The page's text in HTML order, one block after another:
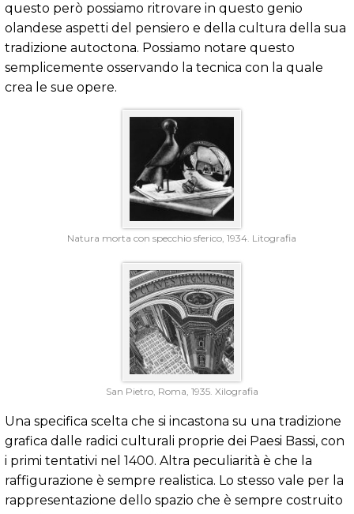
questo però possiamo ritrovare in questo genio
olandese aspetti del pensiero e della cultura della sua
tradizione autoctona. Possiamo notare questo
semplicemente osservando la tecnica con la quale
crea le sue opere.
Natura morta con specchio sferico, 1934. Litografia
San Pietro, Roma, 1935. Xilografia
Una specifica scelta che si incastona su una tradizione
grafica dalle radici culturali proprie dei Paesi Bassi, con
i primi tentativi nel 1400. Altra peculiarità è che la
raffigurazione è sempre realistica. Lo stesso vale per la
rappresentazione dello spazio che è sempre costruito